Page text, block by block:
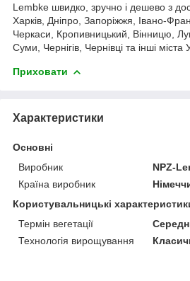
Lembke швидко, зручно і дешево з
Харків, Дніпро, Запоріжжя, Івано-
Черкаси, Кропивницький, Вінницю,
Суми, Чернігів, Чернівці та інші міста
Приховати
Характеристики
Основні
Виробник
NPZ-
Країна виробник
Користувальницькі
Термін вегетації
Технологія вирощування